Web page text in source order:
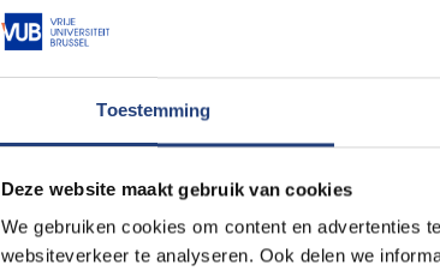
Toestemming
Deze website maakt gebruik van cookies
We gebruiken cookies om content en advertenties
websiteverkeer te analyseren. Ook delen we
URL*
De volledige URL van de pagina